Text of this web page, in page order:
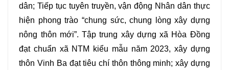
dân; Tiếp tục tuyên truyền, vận động Nhân dân thực
hiện phong trào “chung sức, chung lòng xây dựng
nông thôn mới”. Tập trung xây dựng xã Hòa Đồng
đạt chuẩn xã NTM kiểu mẫu năm 2023, xây dựng
thôn Vinh Ba đạt tiêu chí thôn thông minh; xây dựng